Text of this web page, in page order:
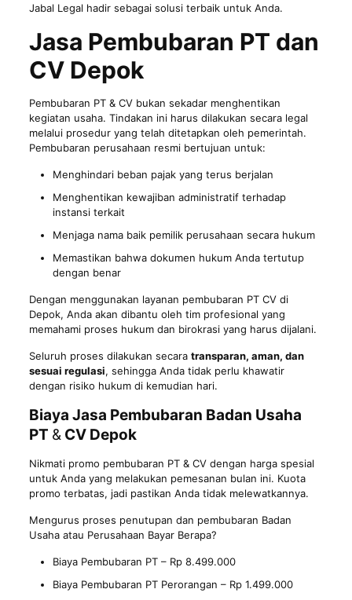
Jabal Legal hadir sebagai solusi terbaik untuk Anda.
Jasa Pembubaran PT dan
CV Depok
Pembubaran PT & CVbukan sekadar menghentikan
kegiatan usaha. Tindakan ini harus dilakukan secara legal
melalui prosedur yang telah ditetapkan oleh pemerintah.
Pembubaran perusahaan resmi bertujuan untuk:
Menghindari beban pajak yang terus berjalan
Menghentikan kewajiban administratif terhadap
instansi terkait
Menjaga nama baik pemilik perusahaan secara hukum
Memastikan bahwa dokumen hukum Anda tertutup
dengan benar
Dengan menggunakan layanan pembubaran PT CV di
Depok, Anda akan dibantu oleh tim profesional yang
memahami proses hukum dan birokrasi yang harus dijalani.
Seluruh proses dilakukan secara transparan, aman, dan
sesuai regulasi, sehingga Anda tidak perlu khawatir
dengan risiko hukum di kemudian hari.
Biaya Jasa Pembubaran Badan Usaha
PT &CV Depok
Nikmati promo pembubaran PT & CV dengan harga spesial
untuk Anda yang melakukan pemesanan bulan ini. Kuota
promo terbatas, jadi pastikan Anda tidak melewatkannya.
Mengurus proses penutupan dan pembubaran Badan
Usaha atau Perusahaan Bayar Berapa?
Biaya Pembubaran PT – Rp 8.499.000
Biaya Pembubaran PT Perorangan – Rp 1.499.000